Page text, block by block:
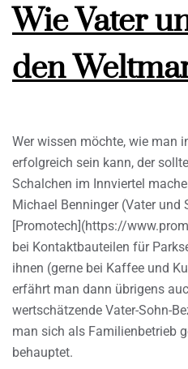
Wie Vater
den
Wer wissen möchte, wie man
erfolgreich sein kann, der
Schalchen im Innviertel
Michael Benninger (Vater und
[Promotech](https://
bei Kontaktbauteilen für
ihnen (gerne bei Kaffee und
erfährt man dann übrigens
wertschätzende Vater-Sohn-
man sich als Familienbetrieb
behauptet.